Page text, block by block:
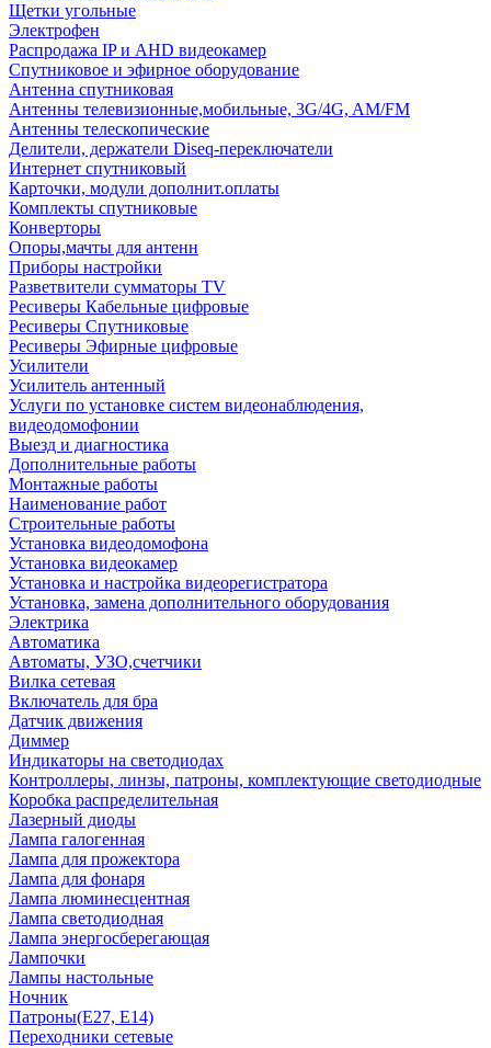
Щетки угольные
Электрофен
Распродажа IP и AHD видеокамер
Спутниковое и эфирное оборудование
Антенна спутниковая
Антенны телевизионные,мобильные, 3G/4G, AM/FM
Антенны телескопические
Делители, держатели Diseq-переключатели
Интернет спутниковый
Карточки, модули дополнит.оплаты
Комплекты спутниковые
Конверторы
Опоры,мачты для антенн
Приборы настройки
Разветвители сумматоры TV
Ресиверы Кабельные цифровые
Ресиверы Спутниковые
Ресиверы Эфирные цифровые
Усилители
Усилитель антенный
Услуги по установке систем видеонаблюдения,
видеодомофонии
Выезд и диагностика
Дополнительные работы
Монтажные работы
Наименование работ
Строительные работы
Установка видеодомофона
Установка видеокамер
Установка и настройка видеорегистратора
Установка, замена дополнительного оборудования
Электрика
Автоматика
Автоматы, УЗО,счетчики
Вилка сетевая
Включатель для бра
Датчик движения
Диммер
Индикаторы на светодиодах
Контроллеры, линзы, патроны, комплектующие светодиодные
Коробка распределительная
Лазерный диоды
Лампа галогенная
Лампа для прожектора
Лампа для фонаря
Лампа люминесцентная
Лампа светодиодная
Лампа энергосберегающая
Лампочки
Лампы настольные
Ночник
Патроны(Е27, Е14)
Переходники сетевые